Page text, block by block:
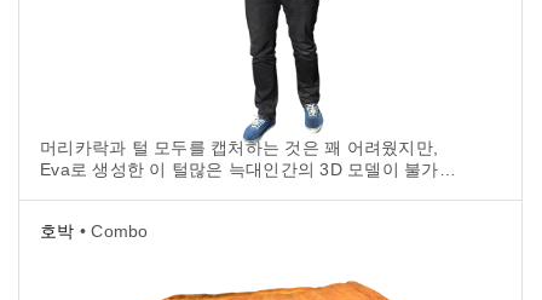
머리카락과 털 모두를 캡처하는 것은 꽤 어려웠지만,
Eva로 생성한 이 털많은 늑대인간의 3D 모델이 불가능
호박 • Combo